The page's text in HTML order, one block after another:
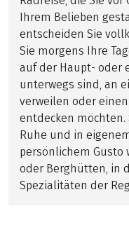
Ihrem Belieben
entscheiden Sie
Sie morgens Ihre
auf der Haupt- oder
unterwegs sind, an
verweilen oder
entdecken
Ruhe und in
persönlichem Gusto
oder Berghütten, in
Spezialitäten der